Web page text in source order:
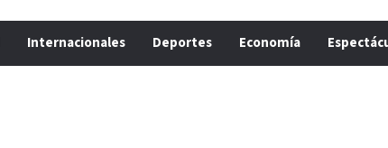
Internacionales Deportes Economía